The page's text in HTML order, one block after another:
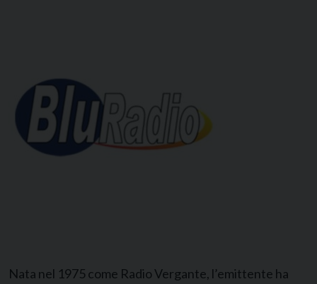
Nata nel 1975 come Radio Vergante, l’emittente ha